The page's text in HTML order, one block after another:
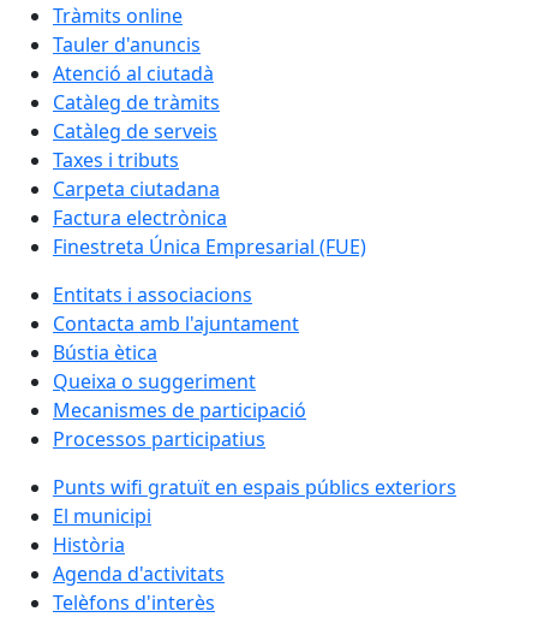
Tràmits online
Tauler d'anuncis
Atenció al ciutadà
Catàleg de tràmits
Catàleg de serveis
Taxes i tributs
Carpeta ciutadana
Factura electrònica
Finestreta Única Empresarial (FUE)
Entitats i associacions
Contacta amb l'ajuntament
Bústia ètica
Queixa o suggeriment
Mecanismes de participació
Processos participatius
Punts wifi gratuït en espais públics exteriors
El municipi
Història
Agenda d'activitats
Telèfons d'interès